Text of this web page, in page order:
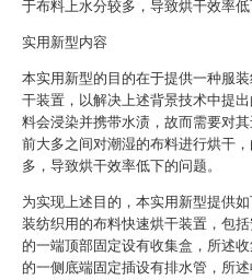
于布料上水分较多，导致烘干效率低
实用新型内容
本实用新型的目的在于提供一种服
干装置，以解决上述背景技术中提
料会浸染并携带水渍，故而需要对
前大多之间对潮湿的布料进行烘干
多，导致烘干效率低下的问题。
为实现上述目的，本实用新型提供
装纺织用的布料快速烘干装置，包
的一端顶部固定设有收集盒，所述
的一侧底端固定插设有排水管，所